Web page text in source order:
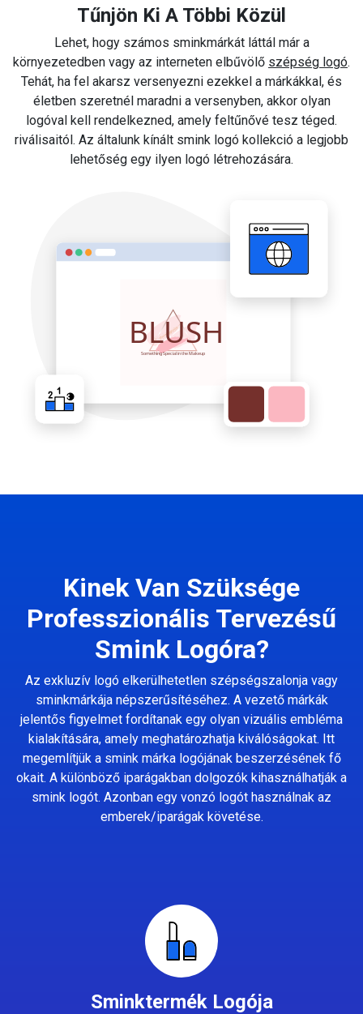
Tűnjön Ki A Többi Közül
Lehet, hogy számos sminkmárkát láttál már a
környezetedben vagy az interneten elbűvölő szépség logó.
Tehát, ha fel akarsz versenyezni ezekkel a márkákkal, és
életben szeretnél maradni a versenyben, akkor olyan
logóval kell rendelkezned, amely feltűnővé tesz téged.
riválisaitól. Az általunk kínált smink logó kollekció a legjobb
lehetőség egy ilyen logó létrehozására.
Kinek Van Szüksége
Professzionális Tervezésű
Smink Logóra?
Az exkluzív logó elkerülhetetlen szépségszalonja vagy
sminkmárkája népszerűsítéséhez. A vezető márkák
jelentős figyelmet fordítanak egy olyan vizuális embléma
kialakítására, amely meghatározhatja kiválóságokat. Itt
megemlítjük a smink márka logójának beszerzésének fő
okait. A különböző iparágakban dolgozók kihasználhatják a
smink logót. Azonban egy vonzó logót használnak az
emberek/iparágak követése.
Sminktermék Logója